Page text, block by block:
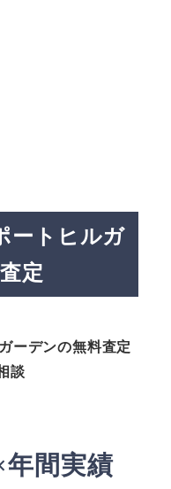
ートヒルガ
定
ーデンの無料査定
談
年間実績